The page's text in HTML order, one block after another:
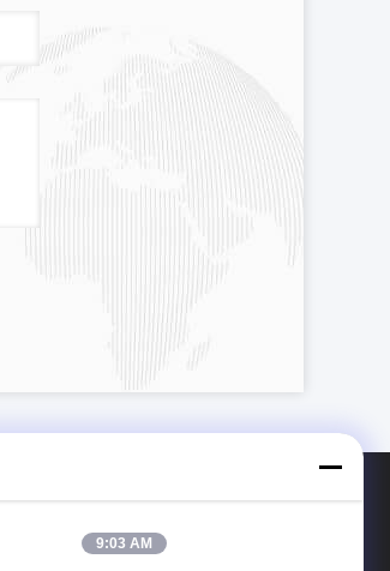
Industrial Co.,
9:03 AM